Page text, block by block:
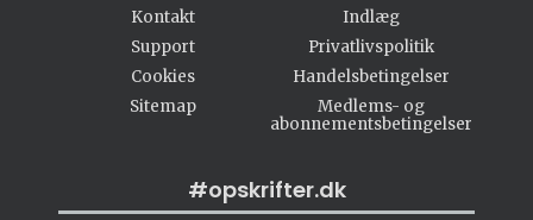
Kontakt
Support
Cookies
Sitemap
Indlæg
Privatlivspolitik
Handelsbetingelser
Medlems- og
abonnementsbetingelser
#opskrifter.dk